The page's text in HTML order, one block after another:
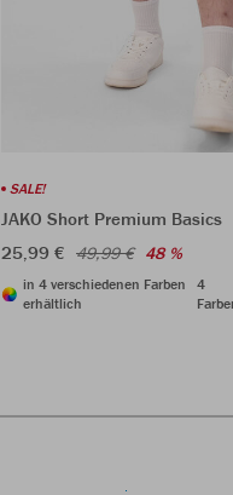
SALE!
JAKO Short Premium Basics
25,99 € 49,99 € 48 %
in 4 verschiedenen Farben
erhältlich
4